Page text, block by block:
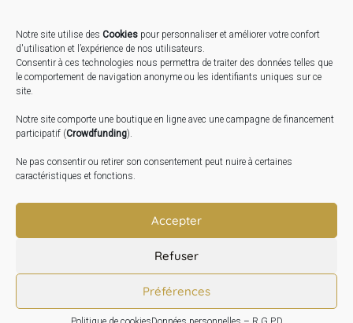
Notre site utilise des Cookies pour personnaliser et améliorer votre confort
d'utilisation et l’expérience de nos utilisateurs.
Consentir à ces technologies nous permettra de traiter des données telles que
le comportement de navigation anonyme ou les identifiants uniques sur ce
site.
Notre site comporte une boutique en ligne avec une campagne de financement
participatif (Crowdfunding).
Ne pas consentir ou retirer son consentement peut nuire à certaines
caractéristiques et fonctions.
Accepter
Refuser
Préférences
STAGES …
Expo « Mesures de lumière » du 19 Sept au 29 Nov.
Inauguration de la Grange : Le 17 Oct. 2026
Atelier Image : L’art au service de la santé mentale –
10 Oct. 2026